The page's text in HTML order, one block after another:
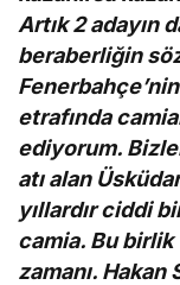
Artık 2 adayın
beraberliğin
etrafında
ediyorum.
atı alan
yıllardır ciddi
camia. Bu birlik
zamanı. Hakan